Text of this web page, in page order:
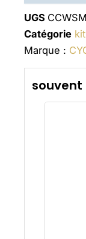
UGS
Catégorie
Marque :
souvent